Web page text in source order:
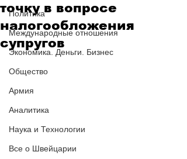
Политика
Международные отношения
Экономика. Деньги. Бизнес
Общество
Армия
Аналитика
Наука и Технологии
Все о Швейцарии
точку в вопросе
налогообложения
супругов